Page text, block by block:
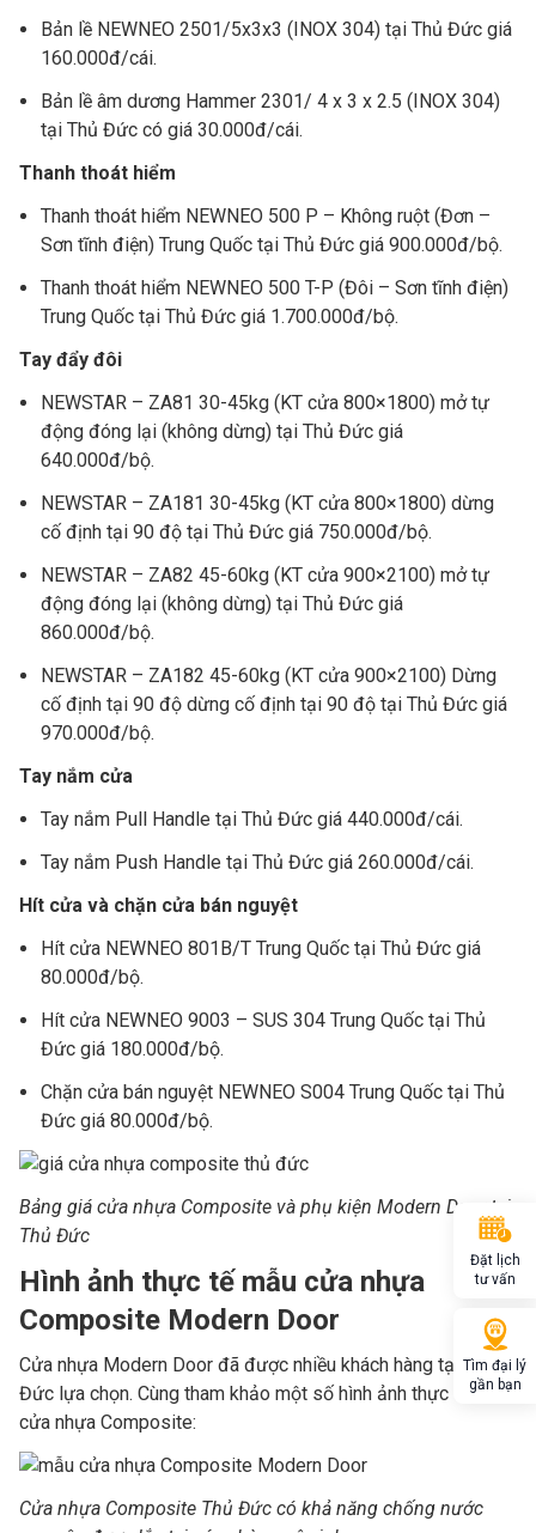
Bản lề NEWNEO 2501/5x3x3 (INOX 304) tại Thủ Đức giá
160.000đ/cái.
Bản lề âm dương Hammer 2301/ 4 x 3 x 2.5 (INOX 304)
tại Thủ Đức có giá 30.000đ/cái.
Thanh thoát hiểm
Thanh thoát hiểm NEWNEO 500 P – Không ruột (Đơn –
Sơn tĩnh điện) Trung Quốc tại Thủ Đức giá 900.000đ/bộ.
Thanh thoát hiểm NEWNEO 500 T-P (Đôi – Sơn tĩnh điện)
Trung Quốc tại Thủ Đức giá 1.700.000đ/bộ.
Tay đẩy đôi
NEWSTAR – ZA81 30-45kg (KT cửa 800×1800) mở tự
động đóng lại (không dừng) tại Thủ Đức giá
640.000đ/bộ.
NEWSTAR – ZA181 30-45kg (KT cửa 800×1800) dừng
cố định tại 90 độ tại Thủ Đức giá 750.000đ/bộ.
NEWSTAR – ZA82 45-60kg (KT cửa 900×2100) mở tự
động đóng lại (không dừng) tại Thủ Đức giá
860.000đ/bộ.
NEWSTAR – ZA182 45-60kg (KT cửa 900×2100) Dừng
cố định tại 90 độ dừng cố định tại 90 độ tại Thủ Đức giá
970.000đ/bộ.
Tay nắm cửa
Tay nắm Pull Handle tại Thủ Đức giá 440.000đ/cái.
Tay nắm Push Handle tại Thủ Đức giá 260.000đ/cái.
Hít cửa và chặn cửa bán nguyệt
Hít cửa NEWNEO 801B/T Trung Quốc tại Thủ Đức giá
80.000đ/bộ.
Hít cửa NEWNEO 9003 – SUS 304 Trung Quốc tại Thủ
Đức giá 180.000đ/bộ.
Chặn cửa bán nguyệt NEWNEO S004 Trung Quốc tại Thủ
Đức giá 80.000đ/bộ.
Bảng giá cửa nhựa Composite và phụ kiện Modern Door tại
Thủ Đức
Hình ảnh thực tế mẫu cửa nhựa
Composite Modern Door
Cửa nhựa Modern Door đã được nhiều khách hàng tại Thủ
Đức lựa chọn. Cùng tham khảo một số hình ảnh thực tế mẫu
cửa nhựa Composite:
Cửa nhựa Composite Thủ Đức có khả năng chống nước
Đặt lịch
tư vấn
Tìm đại lý
gần bạn